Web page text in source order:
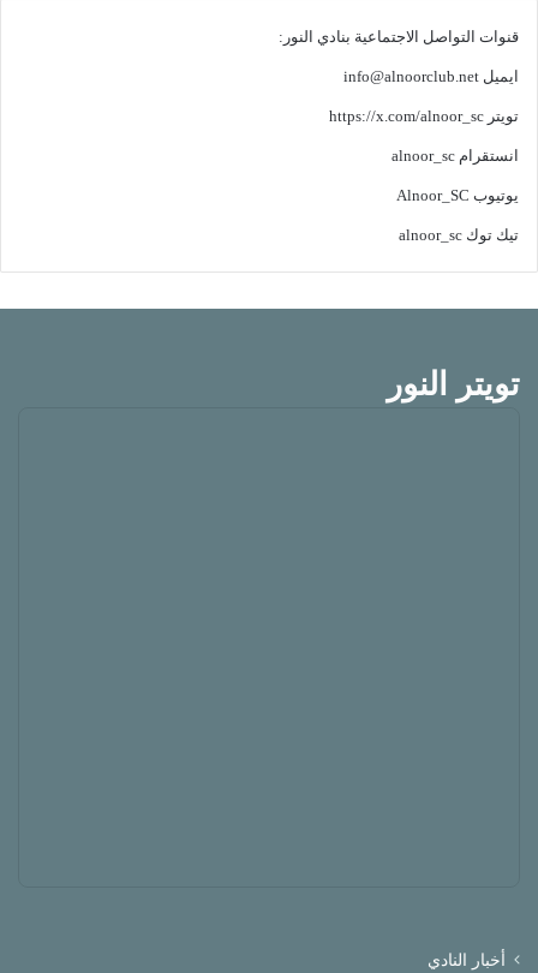
قنوات التواصل الاجتماعية بنادي النور:
ايميل info@alnoorclub.net
تويتر https://x.com/alnoor_sc
انستقرام alnoor_sc
يوتيوب Alnoor_SC
تيك توك alnoor_sc
تويتر النور
أخبار النادي